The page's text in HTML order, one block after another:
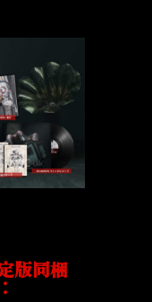
版同梱